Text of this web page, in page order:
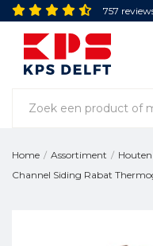
757
Home / Assortiment /
Channel Siding Rabat